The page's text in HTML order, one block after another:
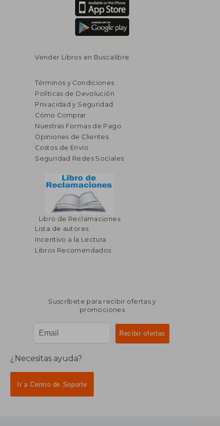
45%
dcto.
$ 83.01
$ 45.65
Vender Libros en Buscalibre
Términos y Condiciones
Políticas de Devolución
Privacidad y Seguridad
Cómo Comprar
Nuestras Formas de Pago
Opiniones de Clientes
Costos de Envío
Seguridad Redes Sociales
Libro de Reclamaciones
Lista de autores
Incentivo a la Lectura
Libros Recomendados
Suscríbete para recibir ofertas y
promociones
¿Necesitas ayuda?
Ir a Centro de Soporte